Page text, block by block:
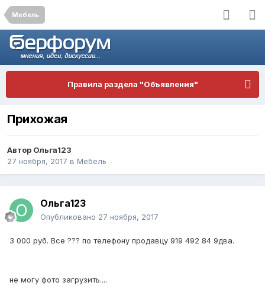
Мебель
Правила раздела "Объявления"
Прихожая
Автор Ольга123
27 ноября, 2017 в Мебель
Ольга123
Опубликовано 27 ноября, 2017
3 000 руб. Все ??? по телефону продавцу 919 492 84 9два.
не могу фото загрузить....